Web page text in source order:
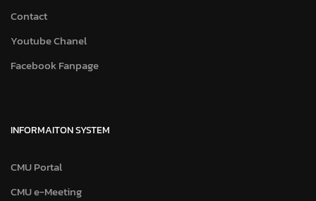
Contact
Youtube Chanel
Facebook Fanpage
INFORMAITON SYSTEM
CMU Portal
CMU e-Meeting